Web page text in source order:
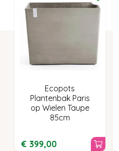
Ecopots
Plantenbak Paris
op Wielen Taupe
85cm
€ 399,00